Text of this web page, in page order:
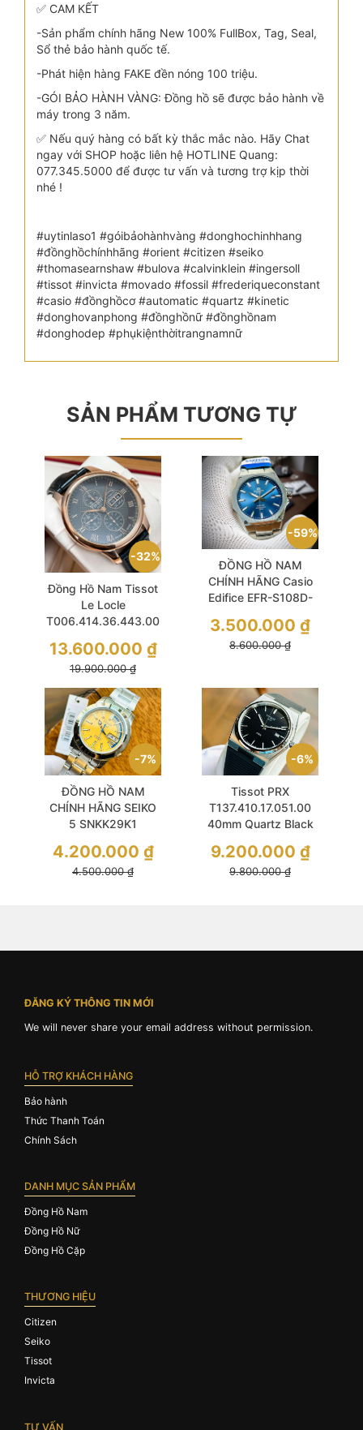
✅ CAM KẾT
-Sản phẩm chính hãng New 100% FullBox, Tag, Seal,
Sổ thẻ bảo hành quốc tế.
-Phát hiện hàng FAKE đền nóng 100 triệu.
-GÓI BẢO HÀNH VÀNG: Đồng hồ sẽ được bảo hành về
máy trong 3 năm.
✅ Nếu quý hàng có bất kỳ thắc mắc nào. Hãy Chat
ngay với SHOP hoặc liên hệ HOTLINE Quang:
077.345.5000 để được tư vấn và tương trợ kịp thời
nhé !
#uytinlaso1 #góibảohànhvàng #donghochinhhang
#đồnghồchínhhãng #orient #citizen #seiko
#thomasearnshaw #bulova #calvinklein #ingersoll
#tissot #invicta #movado #fossil #frederiqueconstant
#casio #đồnghồcơ #automatic #quartz #kinetic
#donghovanphong #đồnghồnữ #đồnghồnam
#donghodep #phụkiệnthờitrangnamnữ
SẢN PHẨM TƯƠNG TỰ
32%
Đồng Hồ Nam Tissot
Le Locle
T006.414.36.443.00
Chronograph Valjoux
Black Like New
19.900.000₫
13.600.000 ₫
59%
ĐỒNG HỒ NAM
CHÍNH HÃNG Casio
Edifice EFR-S108D-
Blue Dial Silver
8.600.000₫
3.500.000 ₫
7%
ĐỒNG HỒ NAM
CHÍNH HÃNG SEIKO
5 SNKK29K1
Khẳng định được
chất lượng và độ bền
4.500.000₫
4.200.000 ₫
6%
Tissot PRX
T137.410.17.051.00
40mm Quartz Black
Silicone Strap
9.800.000₫
9.200.000 ₫
ĐĂNG KÝ THÔNG TIN MỚI
We will never share your email address without permission.
HỖ TRỢ KHÁCH HÀNG
Bảo hành
Thức Thanh Toán
Chính Sách
DANH MỤC SẢN PHẨM
Đồng Hồ Nam
Đồng Hồ Nữ
Đồng Hồ Cặp
THƯƠNG HIỆU
Citizen
Seiko
Tissot
Invicta
TƯ VẤN